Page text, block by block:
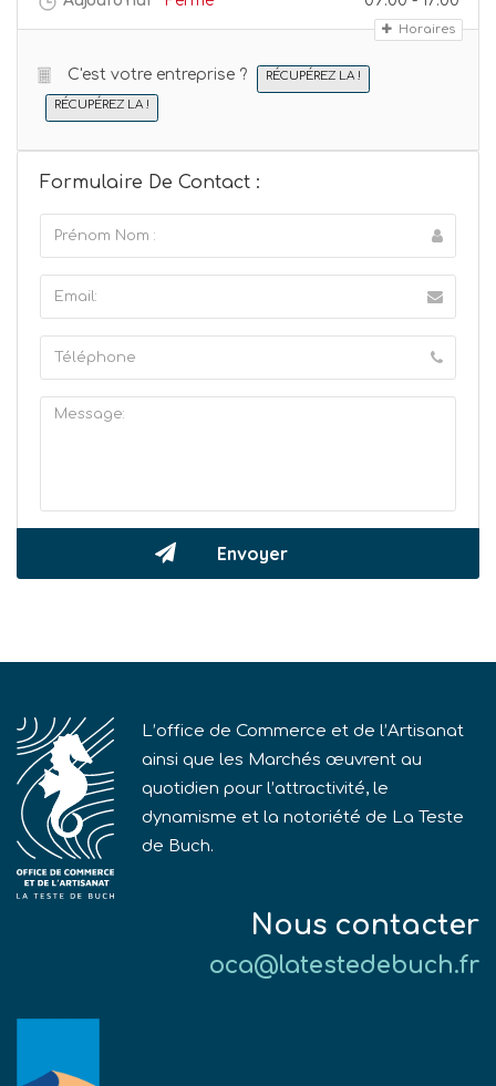
Horaires
C'est votre entreprise ? RÉCUPÉREZ LA !
RÉCUPÉREZ LA !
Formulaire De Contact :
L’office de Commerce et de l’Artisanat
ainsi que les Marchés œuvrent au
quotidien pour l’attractivité, le
dynamisme et la notoriété de La Teste
de Buch.
Nous contacter
oca@latestedebuch.fr